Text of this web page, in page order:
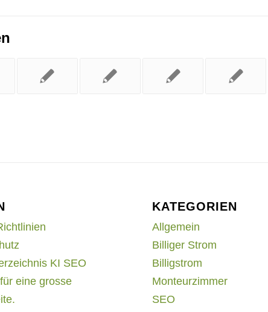
KI SEO
eine grosse
KATEGORIEN
Allgemein
Billiger Strom
Billigstrom
Monteurzimmer
SEO